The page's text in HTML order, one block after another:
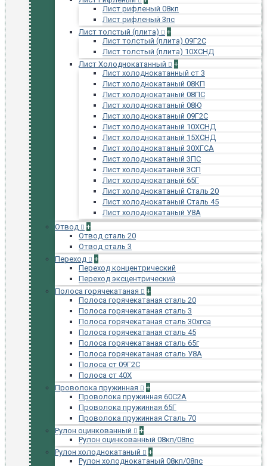
Лист рифленый 08кп
Лист рифленый 3пс
Лист толстый (плита)
+
Лист толстый (плита) 09Г2С
Лист толстый (плита) 10ХСНД
Лист Холоднокатанный
+
Лист холоднокатанный ст 3
Лист холоднокатаный 08КП
Лист холоднокатаный 08ПС
Лист холоднокатаный 08Ю
Лист холоднокатаный 09Г2С
Лист холоднокатаный 10ХСНД
Лист холоднокатаный 15ХСНД
Лист холоднокатаный 30ХГСА
Лист холоднокатаный 3ПС
Лист холоднокатаный 3СП
Лист холоднокатаный 65Г
Лист холоднокатаный Сталь 20
Лист холоднокатаный Сталь 45
Лист холоднокатаный У8А
Отвод
+
Отвод сталь 20
Отвод сталь 3
Переход
+
Переход концентрический
Переход эксцентрический
Полоса горячекатаная
+
Полоса горячекатаная сталь 20
Полоса горячекатаная сталь 3
Полоса горячекатаная сталь 30хгса
Полоса горячекатаная сталь 45
Полоса горячекатаная сталь 65г
Полоса горячекатаная сталь У8А
Полоса ст 09Г2С
Полоса ст 40Х
Проволока пружинная
+
Проволока пружинная 60С2А
Проволока пружинная 65Г
Проволока пружинная Сталь 70
Рулон оцинкованный
+
Рулон оцинкованный 08кп/08пс
Рулон холоднокатаный
+
Рулон холоднокатаный 08кп/08пс